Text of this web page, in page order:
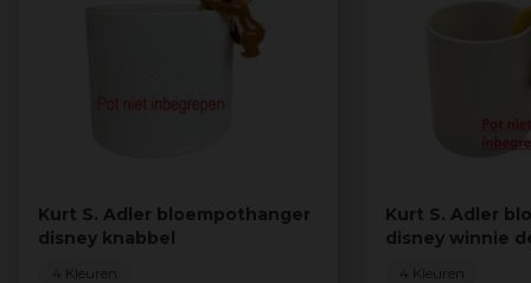
Kurt S. Adler bloempothanger
disney knabbel
4 Kleuren
Kurt S. Adler
disney winnie
4 Kleuren